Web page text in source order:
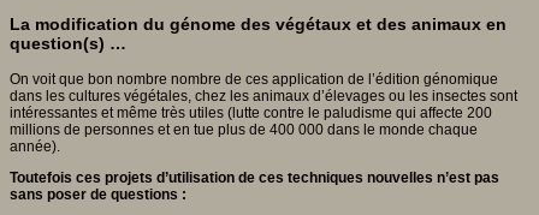
La modification du génome des végétaux et des animaux en
question(s) …
On voit que bon nombre nombre de ces application de l’édition génomique
dans les cultures végétales, chez les animaux d’élevages ou les insectes sont
intéressantes et même très utiles (lutte contre le paludisme qui affecte 200
millions de personnes et en tue plus de 400 000 dans le monde chaque
année).
Toutefois ces projets d’utilisation de ces techniques nouvelles n’est pas
sans poser de questions :